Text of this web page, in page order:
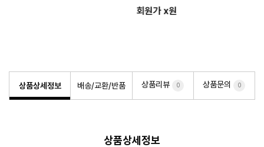
회원가 x원
상품상세정보 배송/교환/반품 상품리뷰 0 상품문의 0
상품상세정보